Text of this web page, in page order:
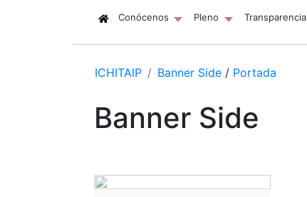
Conócenos (current)
Pleno Transparencia
ICHITAIP Banner Side / Portada
Banner Side